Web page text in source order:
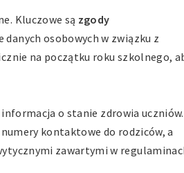
Kluczowe są zgody
danych osobowych w związku z
na początku roku szkolnego,
o stanie zdrowia uczniów.
kontaktowe do rodziców, a
zawartymi w